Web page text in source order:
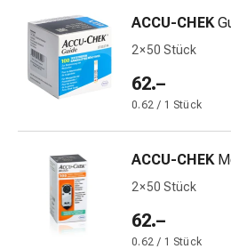
Schlafstörungen
(Schnarchen)
Atemwege
Nasenmittel
Infektionen
Windpocken
Stoffwechsel
Osteoporose
ACCU-CHEK
2 × 50 Stück
62.–
0.62 / 1 Stück
ACCU-CHEK
2 × 50 Stück
62.–
0.62 / 1 Stück